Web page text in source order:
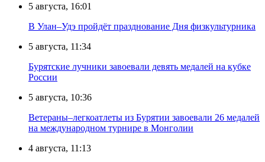
5 августа, 16:01
В Улан–Удэ пройдёт празднование Дня физкультурника
5 августа, 11:34
Бурятские лучники завоевали девять медалей на кубке
России
5 августа, 10:36
Ветераны–легкоатлеты из Бурятии завоевали 26 медалей
на международном турнире в Монголии
4 августа, 11:13